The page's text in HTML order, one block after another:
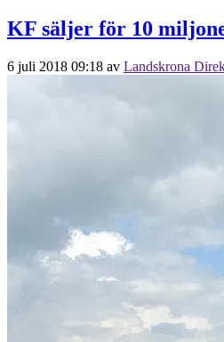
KF säljer för 10
6 juli 2018 09:18 av Landskrona